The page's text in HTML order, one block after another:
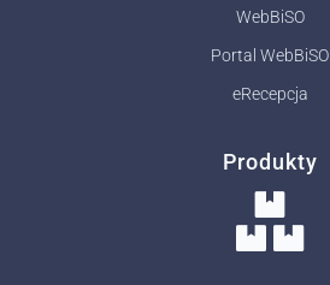
WebBiSO
Portal WebBiSO
eRecepcja
Produkty